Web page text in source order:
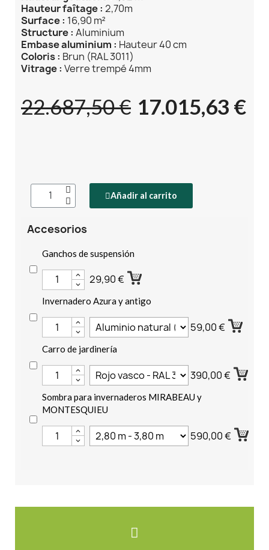
Hauteurfaîtage : 2,70m
Surface : 16,90 m²
Structure : Aluminium
Embase aluminium : Hauteur 40 cm
Coloris : Brun (RAL 3011)
Vitrage : Verre trempé 4mm
22.687,50 € 17.015,63 €
Añadir al carrito
Accesorios
Ganchos de suspensión
29,90 €
Invernadero Azura y antigo
59,00 €
Carro de jardinería
390,00 €
Sombra para invernaderos MIRABEAU y
MONTESQUIEU
590,00 €